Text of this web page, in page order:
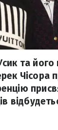
та його
Чісора